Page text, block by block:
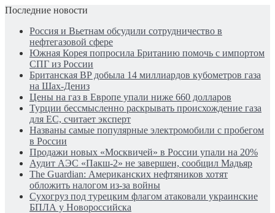
Последние новости
Россия и Вьетнам обсудили сотрудничество в
нефтегазовой сфере
Южная Корея попросила Британию помочь с импортом
СПГ из России
Британская BP добыла 14 миллиардов кубометров газа
на Шах-Дениз
Цены на газ в Европе упали ниже 660 долларов
Турции бессмысленно раскрывать происхождение газа
для ЕС, считает эксперт
Названы самые популярные электромобили с пробегом
в России
Продажи новых «Москвичей» в России упали на 20%
Аудит АЭС «Пакш-2» не завершен, сообщил Мадьяр
The Guardian: Американских нефтяников хотят
обложить налогом из-за войны
Сухогруз под турецким флагом атаковали украинские
БПЛА у Новороссийска